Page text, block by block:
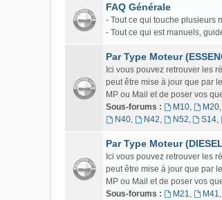
FAQ Générale
- Tout ce qui touche plusieurs
- Tout ce qui est manuels,
Par Type Moteur
Ici vous pouvez retrouver les
peut être mise à jour que par
MP ou Mail et de poser vos
Sous-forums :
M10, M20,
N40, N42, N52, S14,
Par Type Moteur
Ici vous pouvez retrouver les
peut être mise à jour que par
MP ou Mail et de poser vos
Sous-forums :
M21, M41,